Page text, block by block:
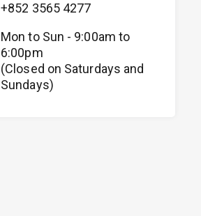
+852 3565 4277
Mon to Sun - 9:00am to
6:00pm
(Closed on Saturdays and
Sundays)